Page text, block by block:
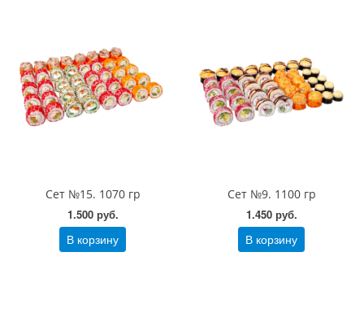
Сет №15. 1070 гр
1.500 руб.
В корзину
Сет №9. 1100 гр
1.450 руб.
В корзину